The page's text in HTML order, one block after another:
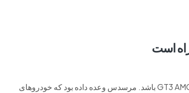
ممکن است یک نسخه همولوگیشن ویژه برای خودروی مسابقه‌ای جدید GT3 AMG باشد. مرسدس وعده داده بود که خودروهای